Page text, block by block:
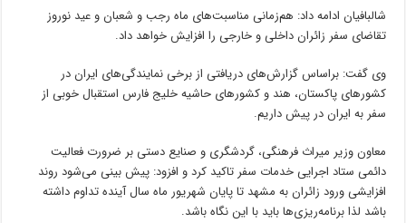
شالبافیان ادامه داد: هم‌زمانی مناسبت‌های ماه رجب و شعبان و عید نوروز
تقاضای سفر زائران داخلی و خارجی را افزایش خواهد داد.
وی گفت: براساس گزارش‌های دریافتی از برخی نمایندگی‌های ایران در
کشورهای پاکستان، هند و کشورهای حاشیه خلیج فارس استقبال خوبی از
سفر به ایران در پیش داریم.
معاون وزیر میراث فرهنگی، گردشگری و صنایع دستی بر ضرورت فعالیت
دائمی ستاد اجرایی خدمات سفر تاکید کرد و افزود: پیش بینی‌ می‌شود روند
افزایشی ورود زائران به مشهد تا پایان شهریور ماه سال آینده تداوم داشته
باشد لذا برنامه‌ریزی‌ها باید با این نگاه باشد.